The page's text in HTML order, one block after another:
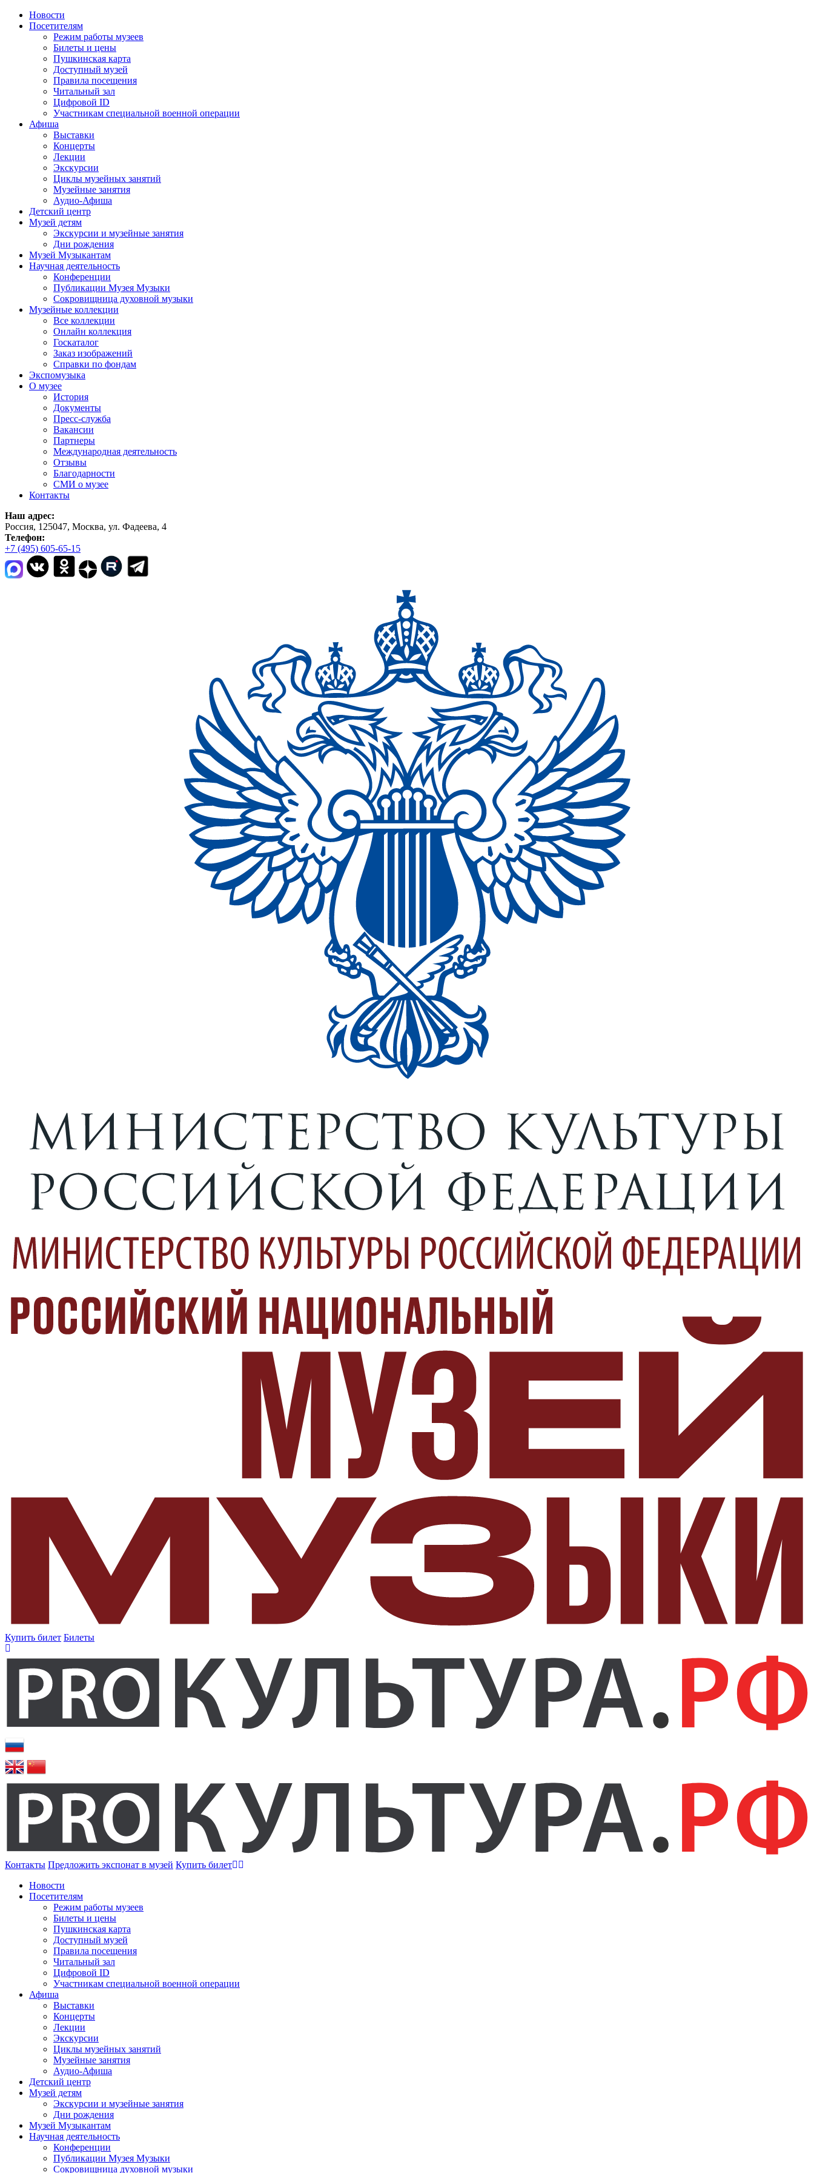
Новости
Посетителям
Режим работы музеев
Билеты и цены
Пушкинская карта
Доступный музей
Правила посещения
Читальный зал
Цифровой ID
Участникам специальной военной операции
Афиша
Выставки
Концерты
Лекции
Экскурсии
Циклы музейных занятий
Музейные занятия
Аудио-Афиша
Детский центр
Музей детям
Экскурсии и музейные занятия
Дни рождения
Музей Музыкантам
Научная деятельность
Конференции
Публикации Музея Музыки
Сокровищница духовной музыки
Музейные коллекции
Все коллекции
Онлайн коллекция
Госкаталог
Заказ изображений
Справки по фондам
Экспомузыка
О музее
История
Документы
Пресс-служба
Вакансии
Партнеры
Международная деятельность
Отзывы
Благодарности
СМИ о музее
Контакты
Наш адрес:
Россия, 125047, Москва, ул. Фадеева, 4
Телефон:
+7 (495) 605-65-15
Купить билет Билеты
Контакты Предложить экспонат в музей Купить билет
Новости
Посетителям
Режим работы музеев
Билеты и цены
Пушкинская карта
Доступный музей
Правила посещения
Читальный зал
Цифровой ID
Участникам специальной военной операции
Афиша
Выставки
Концерты
Лекции
Экскурсии
Циклы музейных занятий
Музейные занятия
Аудио-Афиша
Детский центр
Музей детям
Экскурсии и музейные занятия
Дни рождения
Музей Музыкантам
Научная деятельность
Конференции
Публикации Музея Музыки
Сокровищница духовной музыки